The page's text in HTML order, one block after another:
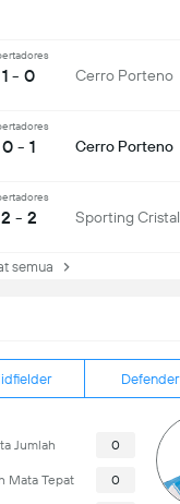
Defender
Jumlah 0
Mata Tepat 0
1 - 0 Cerro Porteno
0 - 1 Cerro Porteno
2 - 2 Sporting Cristal
semua